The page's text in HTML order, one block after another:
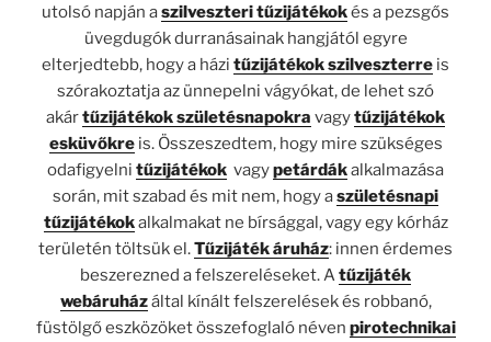
utolsó napján aszilveszteri tűzijátékokés a pezsgős
üvegdugók durranásainak hangjától egyre
elterjedtebb, hogy a házi tűzijátékok szilveszterre is
szórakoztatja az ünnepelni vágyókat, de lehet szó
akártűzijátékok születésnapokra vagytűzijátékok
esküvőkreis. Összeszedtem, hogy mire szükséges
odafigyelni tűzijátékok vagypetárdákalkalmazása
során, mit szabad és mit nem, hogy aszületésnapi
tűzijátékokalkalmakat ne bírsággal, vagy egy kórház
területén töltsük el.Tűzijáték áruház: innen érdemes
beszerezned a felszereléseket. Atűzijáték
webáruházáltal kínált felszerelések és robbanó,
füstölgő eszközöket összefoglaló néven pirotechnikai